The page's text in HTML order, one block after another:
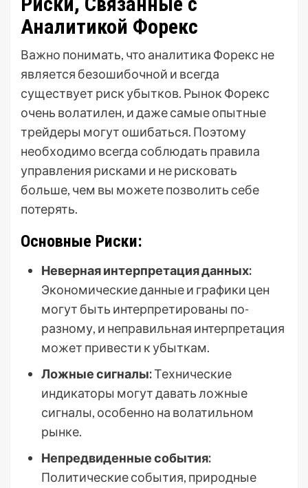
Аналитикой Форекс
Важно понимать, что аналитика Форекс не
является безошибочной и всегда
существует риск убытков. Рынок Форекс
очень волатилен, и даже самые опытные
трейдеры могут ошибаться. Поэтому
необходимо всегда соблюдать правила
управления рисками и не рисковать
больше, чем вы можете позволить себе
потерять.
Основные Риски:
Неверная интерпретация данных:
Экономические данные и графики цен
могут быть интерпретированы по-
разному, и неправильная интерпретация
может привести к убыткам.
Ложные сигналы:Технические
индикаторы могут давать ложные
сигналы, особенно на волатильном
рынке.
Непредвиденные события:
Политические события, природные